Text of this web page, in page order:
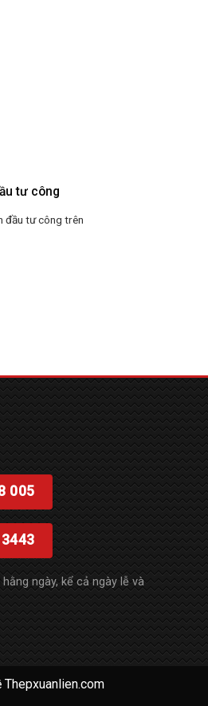
tư công
đầu tư công trên
005
ngày, kể cả ngày lễ và
Thepxuanlien.com